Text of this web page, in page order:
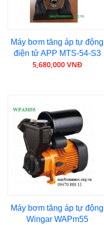
Máy bơm tăng áp tự động
điện tử APP MTS-54-S3
5,680,000 VNĐ
Máy bơm tăng áp tự động
Wingar WAPm55